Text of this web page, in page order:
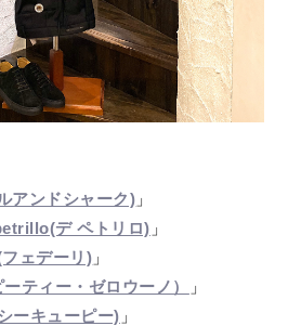
アンドシャーク) 」
デ ペトリロ) 」
ェデーリ) 」
ティー・ゼロウーノ）
」
ーキューピー) 」